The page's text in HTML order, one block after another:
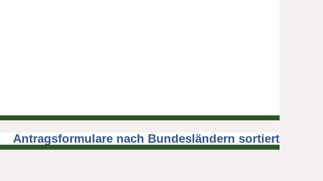
Antragsformulare nach Bundesländern sortiert